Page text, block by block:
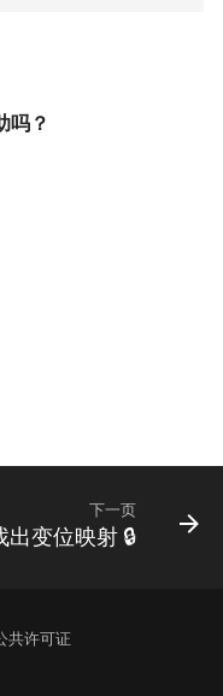
吗？
下一页
出变位映射 🔒
共许可证